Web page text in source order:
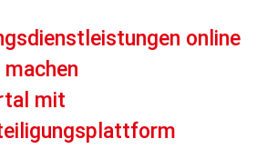
online
mit